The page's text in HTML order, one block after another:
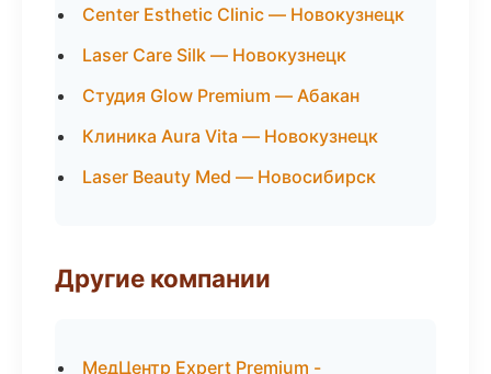
Center Esthetic Clinic — Новокузнецк
Laser Care Silk — Новокузнецк
Студия Glow Premium — Абакан
Клиника Aura Vita — Новокузнецк
Laser Beauty Med — Новосибирск
Другие компании
МедЦентр Expert Premium -